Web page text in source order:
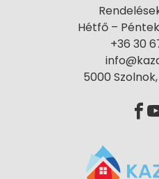
Hétfő –
+36 30
5000